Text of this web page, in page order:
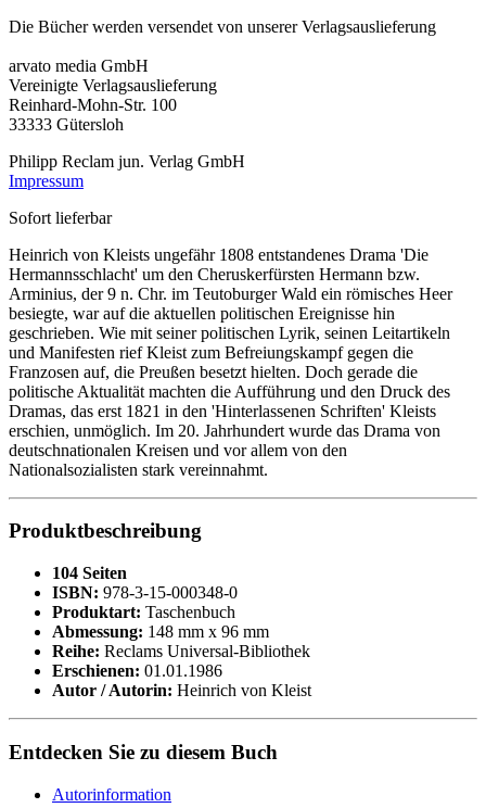
Die Bücher werden versendet von unserer Verlagsauslieferung
arvato media GmbH
Vereinigte Verlagsauslieferung
Reinhard-Mohn-Str. 100
33333 Gütersloh
Philipp Reclam jun. Verlag GmbH
Impressum
Sofort lieferbar
Heinrich von Kleists ungefähr 1808 entstandenes Drama 'Die
Hermannsschlacht' um den Cheruskerfürsten Hermann bzw.
Arminius, der 9 n. Chr. im Teutoburger Wald ein römisches Heer
besiegte, war auf die aktuellen politischen Ereignisse hin
geschrieben. Wie mit seiner politischen Lyrik, seinen Leitartikeln
und Manifesten rief Kleist zum Befreiungskampf gegen die
Franzosen auf, die Preußen besetzt hielten. Doch gerade die
politische Aktualität machten die Aufführung und den Druck des
Dramas, das erst 1821 in den 'Hinterlassenen Schriften' Kleists
erschien, unmöglich. Im 20. Jahrhundert wurde das Drama von
deutschnationalen Kreisen und vor allem von den
Nationalsozialisten stark vereinnahmt.
Produktbeschreibung
104 Seiten
ISBN: 978-3-15-000348-0
Produktart: Taschenbuch
Abmessung: 148 mm x 96 mm
Reihe: Reclams Universal-Bibliothek
Erschienen: 01.01.1986
Autor / Autorin: Heinrich von Kleist
Entdecken Sie zu diesem Buch
Autorinformation